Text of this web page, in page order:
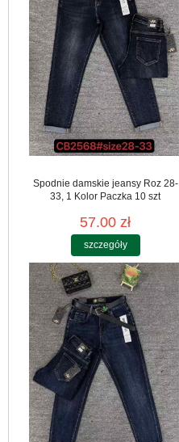
Spodnie damskie jeansy Roz 28-
33, 1 Kolor Paczka 10 szt
57.00 zł
szczegóły